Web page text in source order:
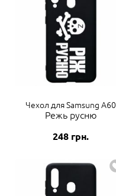
Чехол для Samsung A60
Режь русню
248 грн.